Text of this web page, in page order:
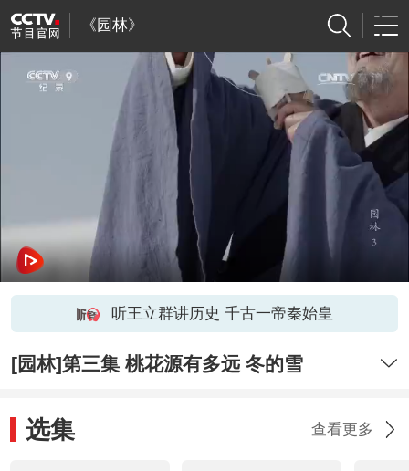
《园林》
听王立群讲历史 千古一帝秦始皇
[园林]第三集 桃花源有多远 冬的雪
选集 查看更多